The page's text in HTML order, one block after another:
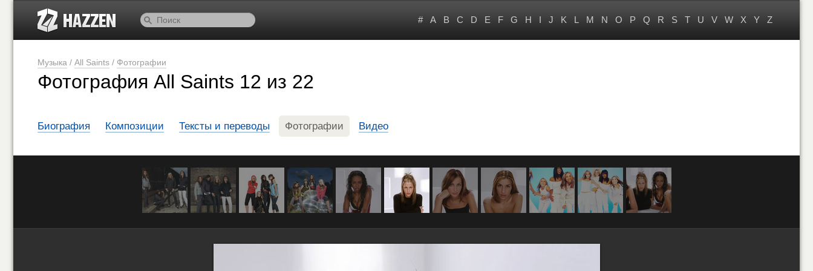
# A B C D E F G H I J K L M N O P Q R S T U V W X Y Z
Музыка / All Saints / Фотографии
Фотография All Saints 12 из 22
Биография Композиции Тексты и переводы Фотографии Видео